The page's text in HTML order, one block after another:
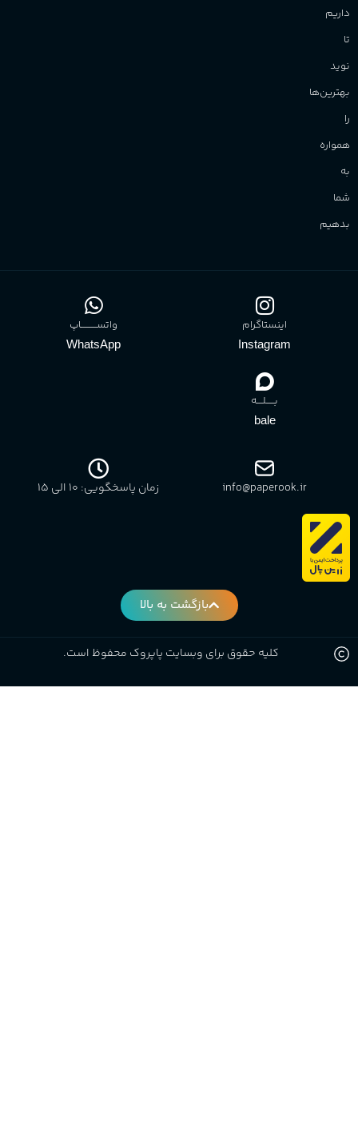
داریم
تا
نوید
بهترین‌ها
را
همواره
به
شما
بدهیم
اینستاگرام
Instagram
واتســــــــــاپ
WhatsApp
بـــــلــــه
bale
info@paperook.ir زمان پاسخگویی: 10 الی ۱5
بازگشت به بالا
کلیه حقوق برای وبسایت پاپروک محفوظ است.